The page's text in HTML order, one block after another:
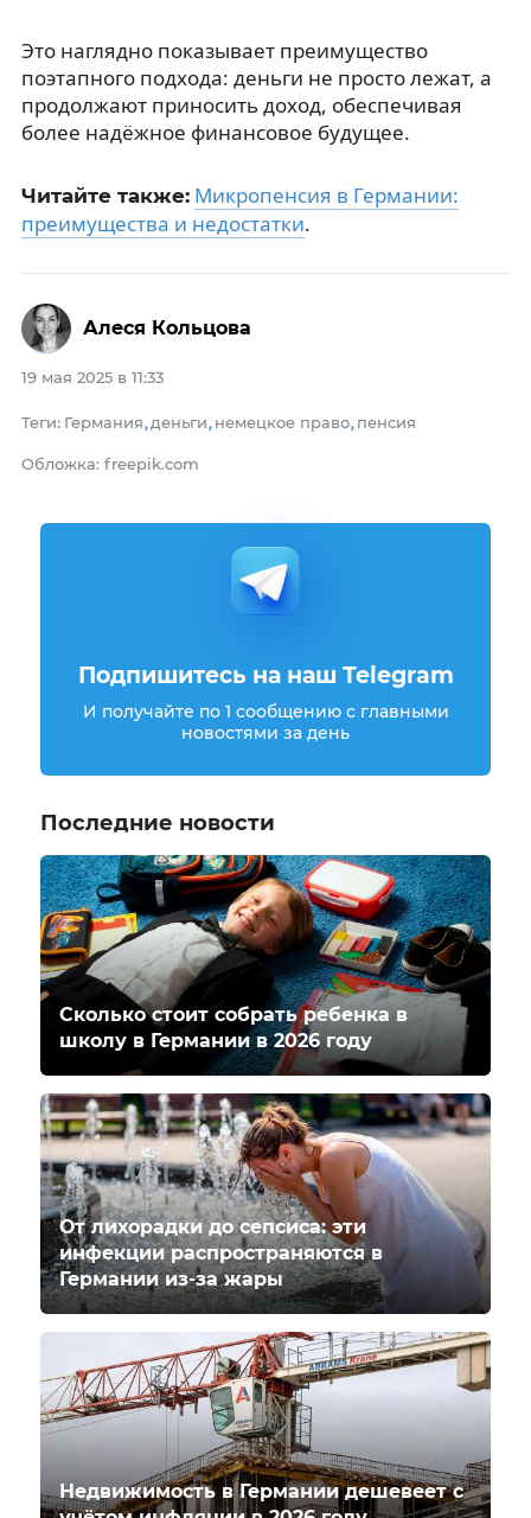
Это наглядно показывает преимущество
поэтапного подхода: деньги не просто лежат, а
продолжают приносить доход, обеспечивая
более надёжное финансовое будущее.
Читайте также: Микропенсия в Германии:
преимущества и недостатки.
19 мая 2025 в 11:33
Теги: Германия, деньги, немецкое право, пенсия
Обложка: freepik.com
Алеся Кольцова
Подпишитесь на наш Telegram
И получайте по 1 сообщению с главными
новостями за день
Последние новости
Сколько стоит собрать ребенка в
школу в Германии в 2026 году
От лихорадки до сепсиса: эти
инфекции распространяются в
Германии из-за жары
Недвижимость в Германии дешевеет с